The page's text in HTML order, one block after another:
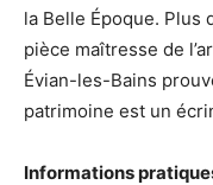
la Belle Époque. Plus
pièce maîtresse de
Évian-les-Bains
patrimoine est un
Informations